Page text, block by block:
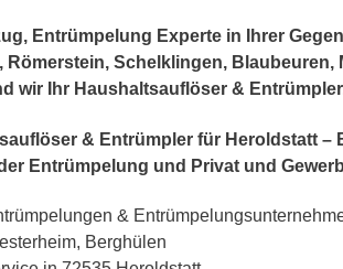
Entrümpelung Experte in Ihrer
Römerstein, Schelklingen,
wir Ihr Haushaltsauflöser &
& Entrümpler für Heroldstatt
Entrümpelung und Privat und
&
Berghülen